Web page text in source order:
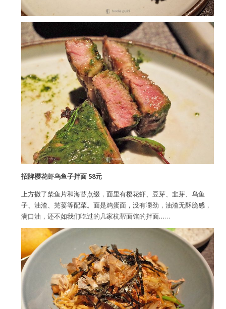
招牌樱花虾乌鱼子拌面 58元
上方撒了柴鱼片和海苔点缀，面里有樱花虾、豆芽、韭芽、乌鱼
子、油渣、芫荽等配菜。面是鸡蛋面，没有嚼劲，油渣无酥脆感，
满口油，还不如我们吃过的几家杭帮面馆的拌面……